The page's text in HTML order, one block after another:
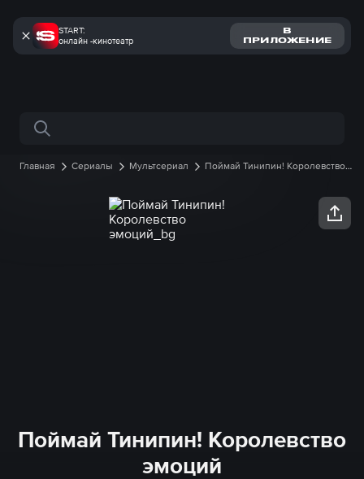
START:
онлайн -кинотеатр
В
ПРИЛОЖЕНИЕ
Поиск по сайту
Главная Сериалы Мультсериал
Поймай Тинипин! Королевство
Поймай Тинипин! Королевство
эмоций